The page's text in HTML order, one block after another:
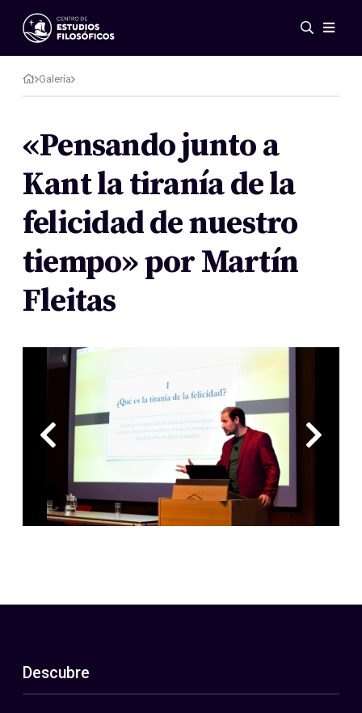
Eventos
Novedades
Investigación
Publicaciones
Galería
Acerca de nosotros
Miembros
Reglamento
Galería
«Pensando junto a
Kant la tiranía de la
felicidad de nuestro
tiempo» por Martín
Fleitas
Descubre